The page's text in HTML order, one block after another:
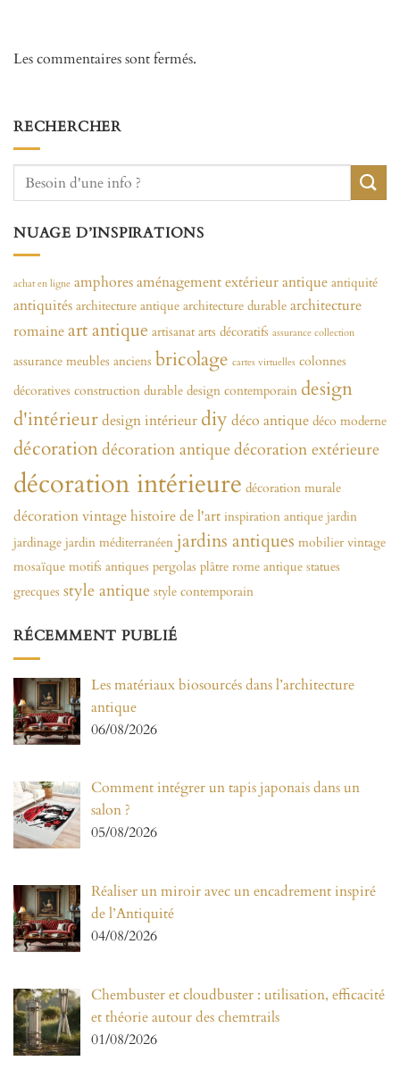
Les commentaires sont fermés.
RECHERCHER
NUAGE D’INSPIRATIONS
achat en ligne amphoresaménagement extérieurantique antiquité
antiquités architecture antique architecture durable architecture
romaineart antique artisanat arts décoratifs assurance collection
assurance meubles anciens bricolage cartes virtuelles colonnes
décoratives construction durable design contemporain design
d'intérieurdesign intérieur diy déco antique déco moderne
décorationdécoration antiquedécoration extérieure
décoration intérieure décoration murale
décoration vintagehistoire de l'art inspiration antique jardin
jardinage jardin méditerranéen jardins antiques mobilier vintage
mosaïque motifs antiques pergolas plâtre rome antique statues
grecques style antique style contemporain
RÉCEMMENT PUBLIÉ
Les matériaux biosourcés dans l’architecture
antique
06/08/2026
Comment intégrer un tapis japonais dans un
salon ?
05/08/2026
Réaliser un miroir avec un encadrement inspiré
de l’Antiquité
04/08/2026
Chembuster et cloudbuster : utilisation, efficacité
et théorie autour des chemtrails
01/08/2026